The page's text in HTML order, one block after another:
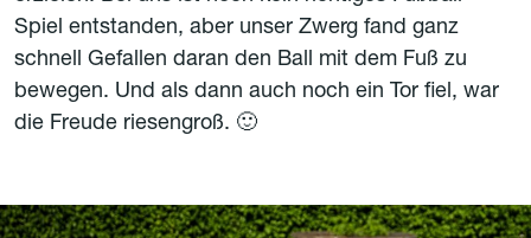
Spiel entstanden, aber unser Zwerg fand ganz
schnell Gefallen daran den Ball mit dem Fuß zu
bewegen. Und als dann auch noch ein Tor fiel, war
die Freude riesengroß. 🙂